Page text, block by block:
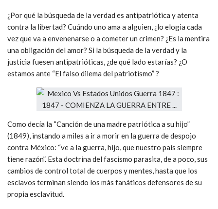
¿Por qué la búsqueda de la verdad es antipatriótica y atenta
contra la libertad? Cuándo uno ama a alguien, ¿lo elogia cada
vez que va a envenenarse o a cometer un crimen? ¿Es la mentira
una obligación del amor? Si la búsqueda de la verdad y la
justicia fuesen antipatrióticas, ¿de qué lado estarías? ¿O
estamos ante “El falso dilema del patriotismo” ?
Como decía la “Canción de una madre patriótica a su hijo”
(1849), instando a miles a ir a morir en la guerra de despojo
contra México: “ve a la guerra, hijo, que nuestro país siempre
tiene razón”. Esta doctrina del fascismo parasita, de a poco, sus
cambios de control total de cuerpos y mentes, hasta que los
esclavos terminan siendo los más fanáticos defensores de su
propia esclavitud.